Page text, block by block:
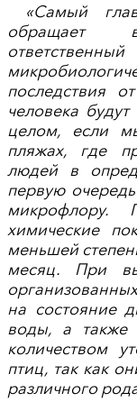
«Самый
обращает
последствия
человека
целом, если
пляжах, где
людей в
первую
микрофлору.
химические
меньшей
месяц. При
на состояние
воды, а также
количеством
птиц, так как
различного